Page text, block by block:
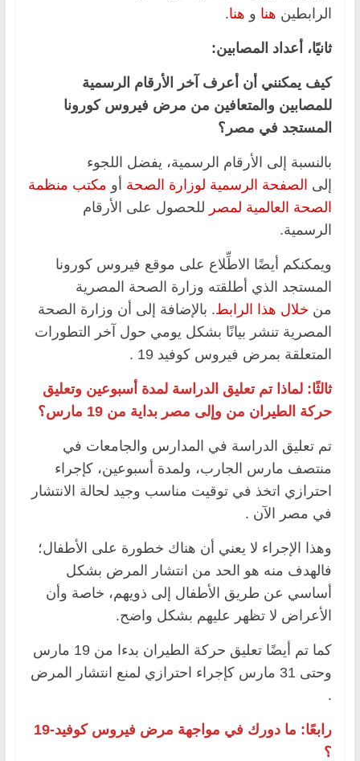
الرابطين هنا و هنا.
ثانيًا، أعداد المصابين:
كيف يمكنني أن أعرف آخر الأرقام الرسمية
للمصابين والمتعافين من مرض فيروس كورونا
المستجد في مصر؟
بالنسبة إلى الأرقام الرسمية، يفضل اللجوء
إلى الصفحة الرسمية لوزارة الصحة أو مكتب منظمة
الصحة العالمية لمصر للحصول على الأرقام
الرسمية.
ويمكنكم أيضًا الاطِّلاع على موقع فيروس كورونا
المستجد الذي أطلقته وزارة الصحة المصرية
من خلال هذا الرابط. بالإضافة إلى أن وزارة الصحة
المصرية تنشر بيانًا بشكل يومي حول آخر التطورات
المتعلقة بمرض فيروس كوفيد 19 .
ثالثًا: لماذا تم تعليق الدراسة لمدة أسبوعين وتعليق
حركة الطيران من وإلى مصر بداية من 19 مارس؟
تم تعليق الدراسة في المدارس والجامعات في
منتصف مارس الجارب، ولمدة أسبوعين، كإجراء
احترازي اتخذ في توقيت مناسب وجيد لحالة الانتشار
في مصر الآن .
وهذا الإجراء لا يعني أن هناك خطورة على الأطفال؛
فالهدف منه هو الحد من انتشار المرض بشكل
أساسي عن طريق الأطفال إلى ذويهم، خاصة وأن
الأعراض لا تظهر عليهم بشكل واضح.
كما تم أيضًا تعليق حركة الطيران بدءا من 19 مارس
وحتى 31 مارس كإجراء احترازي لمنع انتشار المرض
.
رابعًا: ما دورك في مواجهة مرض فيروس كوفيد-19
؟